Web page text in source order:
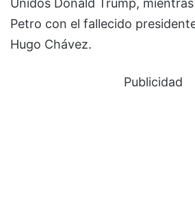
Unidos Donald Trump,
Petro con el fallecido
Hugo Chávez.
Publicidad